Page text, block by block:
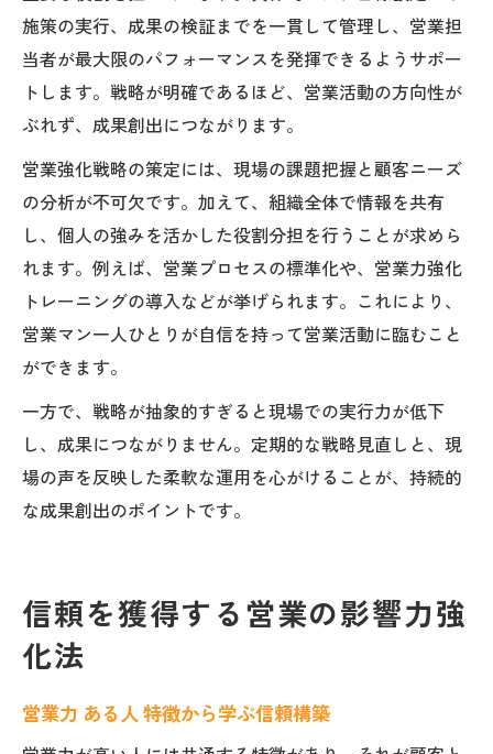
施策の実行、成果の検証までを一貫して管理し、営業担
当者が最大限のパフォーマンスを発揮できるようサポー
トします。戦略が明確であるほど、営業活動の方向性が
ぶれず、成果創出につながります。
営業強化戦略の策定には、現場の課題把握と顧客ニーズ
の分析が不可欠です。加えて、組織全体で情報を共有
し、個人の強みを活かした役割分担を行うことが求めら
れます。例えば、営業プロセスの標準化や、営業力強化
トレーニングの導入などが挙げられます。これにより、
営業マン一人ひとりが自信を持って営業活動に臨むこと
ができます。
一方で、戦略が抽象的すぎると現場での実行力が低下
し、成果につながりません。定期的な戦略見直しと、現
場の声を反映した柔軟な運用を心がけることが、持続的
な成果創出のポイントです。
信頼を獲得する営業の影響力強
化法
営業力 ある人 特徴から学ぶ信頼構築